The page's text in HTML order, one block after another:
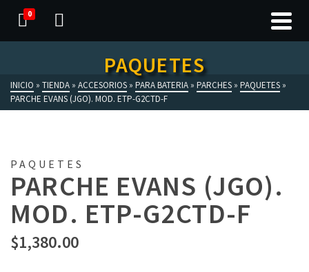
0
PAQUETES
INICIO » TIENDA » ACCESORIOS » PARA BATERIA » PARCHES » PAQUETES »
PARCHE EVANS (JGO). MOD. ETP-G2CTD-F
PAQUETES
PARCHE EVANS (JGO).
MOD. ETP-G2CTD-F
$1,380.00